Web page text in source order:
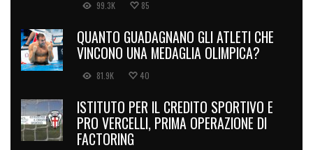
99.3K 85
QUANTO GUADAGNANO GLI ATLETI CHE
VINCONO UNA MEDAGLIA OLIMPICA?
81.9K 40
ISTITUTO PER IL CREDITO SPORTIVO E
PRO VERCELLI, PRIMA OPERAZIONE DI
FACTORING